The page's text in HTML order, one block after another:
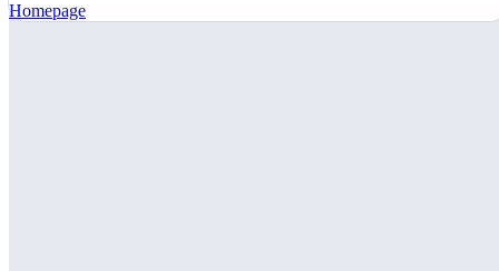
Homepage